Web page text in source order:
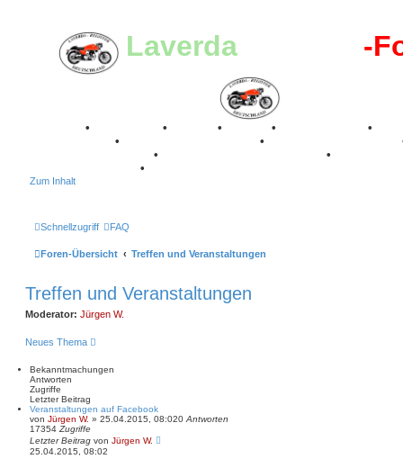
Laverda-Register -
• • • •
•
• •
• •
•
Zum Inhalt
Schnellzugriff FAQ
Foren-Übersicht Treffen und Veranstaltungen
Treffen und Veranstaltungen
Moderator: Jürgen W.
Neues Thema
Bekanntmachungen
Antworten
Zugriffe
Letzter Beitrag
Veranstaltungen auf Facebook
von Jürgen W. » 25.04.2015, 08:020Antworten
17354 Zugriffe
Letzter Beitrag von Jürgen W.
25.04.2015, 08:02